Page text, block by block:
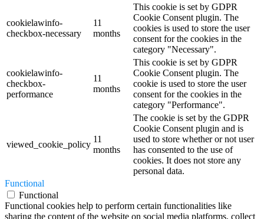
cookielawinfo-
checkbox-necessary
11
months
This cookie is set by GDPR
Cookie Consent plugin. The
cookies is used to store the user
consent for the cookies in the
category "Necessary".
cookielawinfo-
checkbox-
performance
11
months
This cookie is set by GDPR
Cookie Consent plugin. The
cookie is used to store the user
consent for the cookies in the
category "Performance".
viewed_cookie_policy
11
months
The cookie is set by the GDPR
Cookie Consent plugin and is
used to store whether or not user
has consented to the use of
cookies. It does not store any
personal data.
Functional
Functional
Functional cookies help to perform certain functionalities like
sharing the content of the website on social media platforms, collect